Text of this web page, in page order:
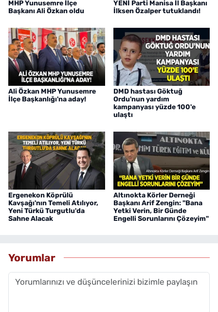
MHP Yunusemre İlçe
Başkanı Ali Özkan oldu
YENİ Parti Manisa İl Başkanı
İlksen Özalper tutuklandı!
Ali Özkan MHP Yunusemre
İlçe Başkanlığı'na aday!
DMD hastası Göktuğ
Ordu'nun yardım
kampanyası yüzde 100'e
ulaştı
Ergenekon Köprülü
Kavşağı'nın Temeli Atılıyor,
Yeni Türkü Turgutlu'da
Sahne Alacak
Altınokta Körler Derneği
Başkanı Arif Zengin: "Bana
Yetki Verin, Bir Günde
Engelli Sorunlarını Çözeyim"
Yorumlar